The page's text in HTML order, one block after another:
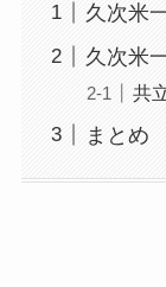
久次米
久次米
共
まとめ